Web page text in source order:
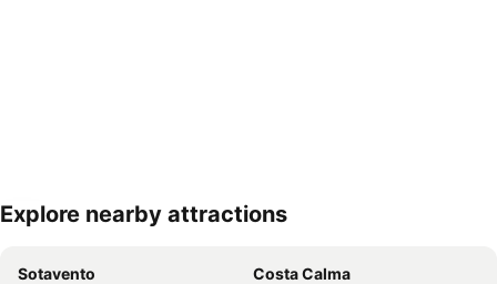
Nagy méretű térkép
Explore nearby attractions
Sotavento
Costa Calma